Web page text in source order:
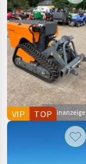
Kleinanzeige
VIP TOP